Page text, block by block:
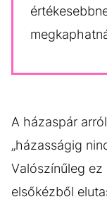
A házaspár
„házasságig
Valószínűleg
elsőkézből